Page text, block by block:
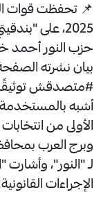
2025، على
حزب النور أحمد
بيان نشرته
#متصدقش توثيقًا
أشبه بالمستخدمة
الأولى من
وبرج العرب
لـ "النور"، وأشارت
الإجراءات